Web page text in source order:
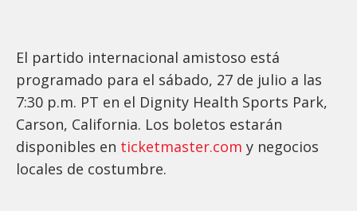
El partido internacional amistoso está
programado para el sábado, 27 de julio a las
7:30 p.m. PT en el Dignity Health Sports Park,
Carson, California. Los boletos estarán
disponibles en ticketmaster.com y negocios
locales de costumbre.